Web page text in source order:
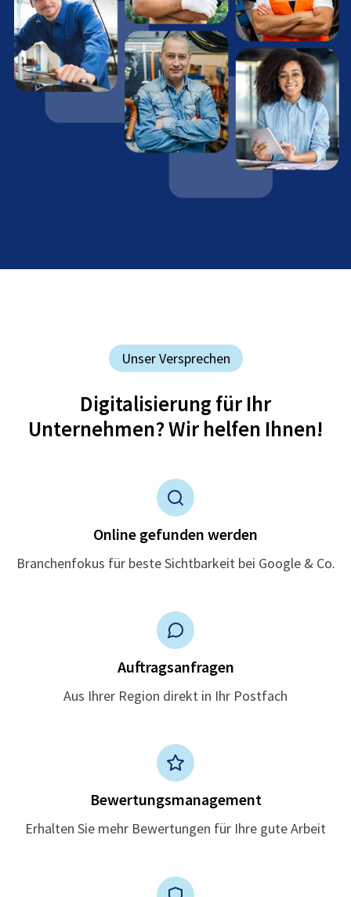
Unser Versprechen
Digitalisierung für Ihr
Unternehmen? Wir helfen Ihnen!
Online gefunden werden
Branchenfokus für beste Sichtbarkeit bei Google & Co.
Auftragsanfragen
Aus Ihrer Region direkt in Ihr Postfach
Bewertungsmanagement
Erhalten Sie mehr Bewertungen für Ihre gute Arbeit